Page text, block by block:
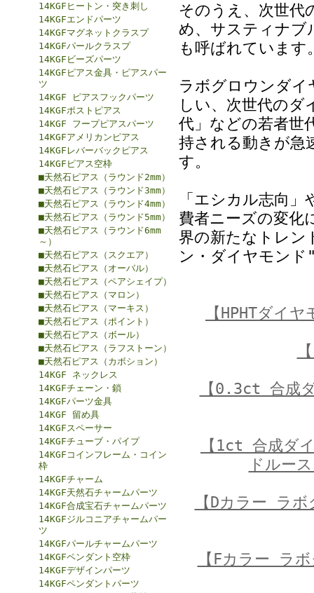
14KGFヒートン・突き刺し
14KGFエンドパーツ
14KGFマグネットクラスプ
14KGFパールクラスプ
14KGFビーズパーツ
14KGFピアス金具・ピアスパー
ツ
14KGF ピアスフックパーツ
14KGFポストピアス
14KGF フープピアスパーツ
14KGFアメリカンピアス
14KGFレバーバックピアス
14KGFピアス空枠
■天然石ピアス（ラウンド2mm）
■天然石ピアス（ラウンド3mm）
■天然石ピアス（ラウンド4mm）
■天然石ピアス（ラウンド5mm）
■天然石ピアス（ラウンド6mm
～）
■天然石ピアス（スクエア）
■天然石ピアス（オーバル）
■天然石ピアス（ペアシェイプ）
■天然石ピアス（マロン）
■天然石ピアス（マーキス）
■天然石ピアス（ポイント）
■天然石ピアス（ボール）
■天然石ピアス（ラフストーン）
■天然石ピアス（カボション）
14KGF ネックレス
14KGFチェーン・鎖
14KGFパーツ金具
14KGF 留め具
14KGFスペーサー
14KGFチューブ・パイプ
14KGFコインフレーム・コイン
枠
14KGFチャーム
14KGF天然石チャームパーツ
14KGF合成宝石チャームパーツ
14KGFジルコニアチャームパー
ツ
14KGFパールチャームパーツ
14KGFペンダント空枠
14KGFデザインパーツ
14KGFペンダントパーツ
そのうえ、次世代
め、サスティナ
も呼ばれています
ラボグロウンダイ
しい、次世代のダ
代」などの若者世
持される動きが急
す。
「エシカル志向
費者ニーズの変化
界の新たなトレ
ン・ダイヤモンド
【HPHTダイ
【0.3ct 合成
【1ct 合成ダ
ドルー
【Dカラー ラ
【Fカラー ラ